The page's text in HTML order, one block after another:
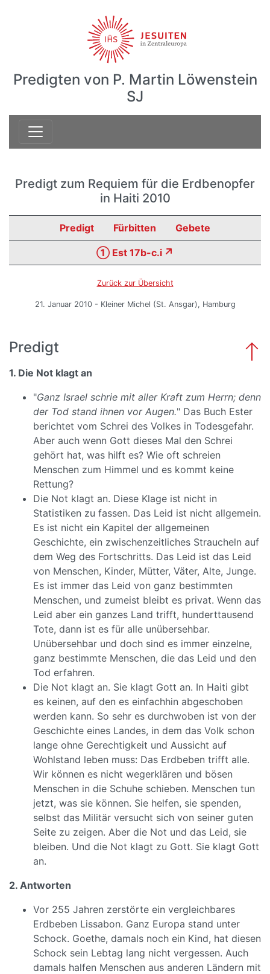
Predigten von P. Martin Löwenstein
SJ
Predigt zum Requiem für die Erdbenopfer
in Haiti 2010
Predigt Fürbitten Gebete
① Est 17b-c.i
Zurück zur Übersicht
21. Januar 2010 - Kleiner Michel (St. Ansgar), Hamburg
Predigt
1. Die Not klagt an
"Ganz Israel schrie mit aller Kraft zum Herrn; denn
der Tod stand ihnen vor Augen." Das Buch Ester
berichtet vom Schrei des Volkes in Todesgefahr.
Aber auch wenn Gott dieses Mal den Schrei
gehört hat, was hilft es? Wie oft schreien
Menschen zum Himmel und es kommt keine
Rettung?
Die Not klagt an. Diese Klage ist nicht in
Statistiken zu fassen. Das Leid ist nicht allgemein.
Es ist nicht ein Kapitel der allgemeinen
Geschichte, ein zwischenzeitliches Straucheln auf
dem Weg des Fortschritts. Das Leid ist das Leid
von Menschen, Kinder, Mütter, Väter, Alte, Junge.
Es ist immer das Leid von ganz bestimmten
Menschen, und zumeist bleibt es privat. Wenn das
Leid aber ein ganzes Land trifft, hunderttausend
Tote, dann ist es für alle unübersehbar.
Unübersehbar und doch sind es immer einzelne,
ganz bestimmte Menschen, die das Leid und den
Tod erfahren.
Die Not klagt an. Sie klagt Gott an. In Haiti gibt
es keinen, auf den es einfachhin abgeschoben
werden kann. So sehr es durchwoben ist von der
Geschichte eines Landes, in dem das Volk schon
lange ohne Gerechtigkeit und Aussicht auf
Wohlstand leben muss: Das Erdbeben trifft alle.
Wir können es nicht wegerklären und bösen
Menschen in die Schuhe schieben. Menschen tun
jetzt, was sie können. Sie helfen, sie spenden,
selbst das Militär versucht sich von seiner guten
Seite zu zeigen. Aber die Not und das Leid, sie
bleiben. Und die Not klagt zu Gott. Sie klagt Gott
an.
2. Antworten
Vor 255 Jahren zerstörte ein vergleichbares
Erdbeben Lissabon. Ganz Europa stand unter
Schock. Goethe, damals noch ein Kind, hat diesen
Schock sein Lebtag lang nicht vergessen. Auch
damals halfen Menschen aus anderen Ländern mit